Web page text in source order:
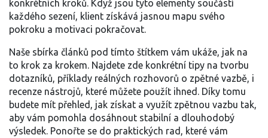
konkrétních kroků. Když jsou tyto elementy součástí
každého sezení, klient získává jasnou mapu svého
pokroku a motivaci pokračovat.
Naše sbírka článků pod tímto štítkem vám ukáže, jak na
to krok za krokem. Najdete zde konkrétní tipy na tvorbu
dotazníků, příklady reálných rozhovorů o zpětné vazbě, i
recenze nástrojů, které můžete použít ihned. Díky tomu
budete mít přehled, jak získat a využít zpětnou vazbu tak,
aby vám pomohla dosáhnout stabilní a dlouhodobý
výsledek. Ponořte se do praktických rad, které vám